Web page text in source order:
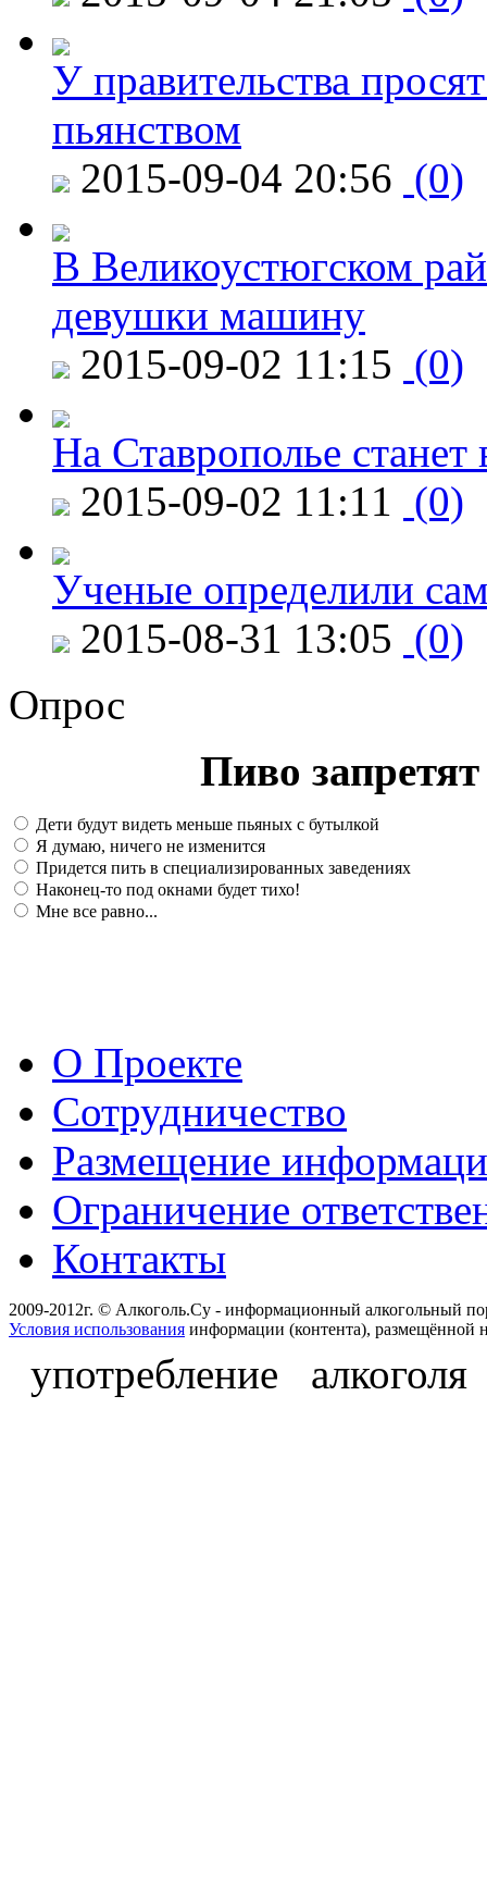
У правительства
пьянством
2015-09-04 20:56 (0)
В Великоустюгском
девушки машину
2015-09-02 11:15 (0)
На Ставрополье
2015-09-02 11:11 (0)
Ученые определили
2015-08-31 13:05 (0)
Опрос
Пиво
Дети будут видеть меньше пьяных с бутылкой
Я думаю, ничего не изменится
Придется пить в специализированных заведениях
Наконец-то под окнами будет тихо!
Мне все равно...
О Проекте
Сотрудничество
Размещение
Ограничение
Контакты
2009-2012г. © Алкоголь.Су - информационный алкогольный
Условия использования информации (контента), размещённой
употребление